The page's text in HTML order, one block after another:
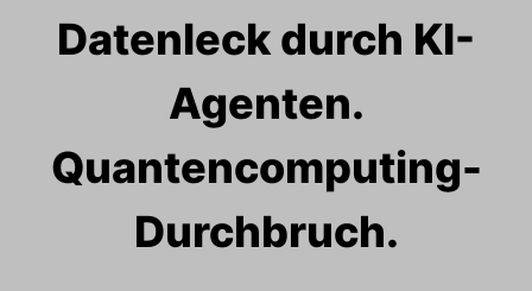
Datenleck durch KI-
Agenten.
Quantencomputing-
Durchbruch.